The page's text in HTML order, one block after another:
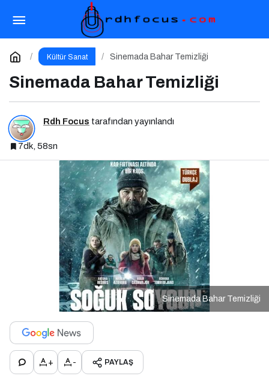
Kültür Sanat Sinemada Bahar Temizliği
Sinemada Bahar Temizliği
Rdh Focus tarafından yayınlandı
7dk, 58sn
Sinemada Bahar Temizliği
+ - PAYLAŞ
13 Mart Cuma Haftasında Vizyonda Hangi
Filmler Var?
Yorum Yap